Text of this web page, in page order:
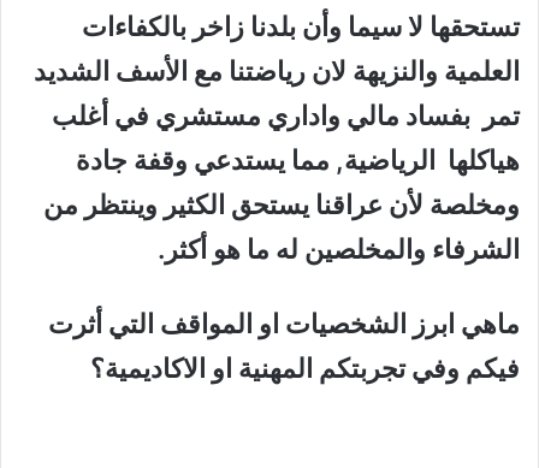
تستحقها لا سيما وأن بلدنا زاخر بالكفاءات
العلمية والنزيهة لان رياضتنا مع الأسف الشديد
تمر بفساد مالي واداري مستشري في أغلب
هياكلها الرياضية, مما يستدعي وقفة جادة
ومخلصة لأن عراقنا يستحق الكثير وينتظر من
الشرفاء والمخلصين له ما هو أكثر.
ماهي ابرز الشخصيات او المواقف التي أثرت
فيكم وفي تجربتكم المهنية او الاكاديمية؟